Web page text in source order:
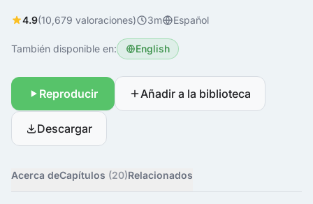
4.9(10,679 valoraciones) 3m Español
También disponible en: English
Reproducir Añadir a la biblioteca
Descargar
Acerca deCapítulos (20)Relacionados